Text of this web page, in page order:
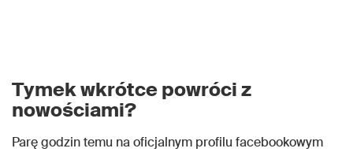
Tymek wkrótce powróci z
nowościami?
Parę godzin temu na oficjalnym profilu facebookowym